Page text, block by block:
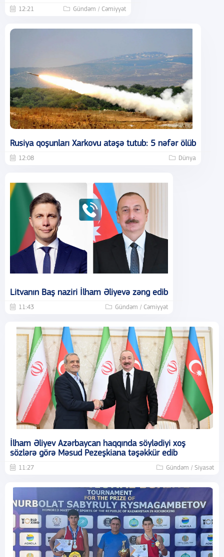
12:21 Gündəm / Cəmiyyət
Rusiya qoşunları Xarkovu atəşə tutub: 5 nəfər ölüb
12:08 Dünya
Litvanın Baş naziri İlham Əliyevə zəng edib
11:43 Gündəm / Cəmiyyət
İlham Əliyev Azərbaycan haqqında söylədiyi xoş
sözlərə görə Məsud Pezeşkiana təşəkkür edib
11:27 Gündəm / Siyasət